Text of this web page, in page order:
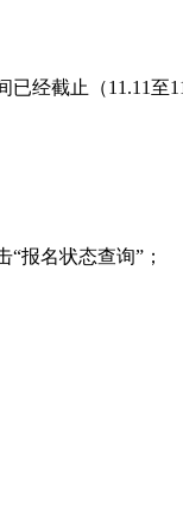
截止（11.11至
报名状态查询”；